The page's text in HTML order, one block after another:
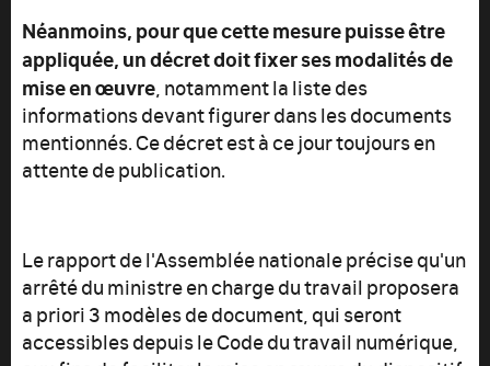
Néanmoins, pour que cette mesure puisse être
appliquée, un décret doit fixer ses modalités de
mise en œuvre, notamment la liste des
informations devant figurer dans les documents
mentionnés. Ce décret est à ce jour toujours en
attente de publication.
Le rapport de l'Assemblée nationale précise qu'un
arrêté du ministre en charge du travail proposera
a priori 3 modèles de document, qui seront
accessibles depuis le Code du travail numérique,